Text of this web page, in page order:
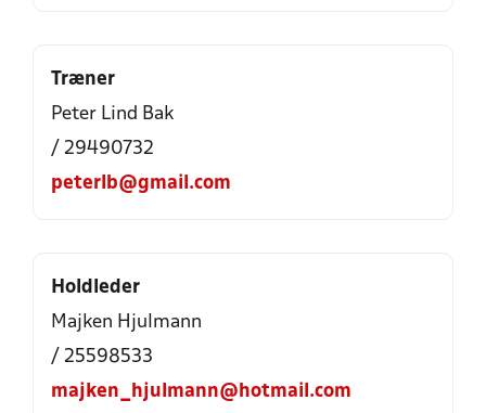
Træner
Peter Lind Bak
/ 29490732
peterlb@gmail.com
Holdleder
Majken Hjulmann
/ 25598533
majken_hjulmann@hotmail.com